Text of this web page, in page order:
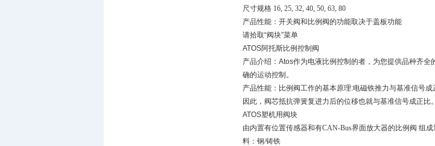
尺寸规格 16, 25, 32, 40, 50, 63, 80
产品性能：开关阀和比例阀的功能取决于盖板功能
请拾取“阀块”菜单
ATOS阿托斯比例控制阀
产品介绍：Atos作为电液比例控制的者，为您提供品种齐
确的运动控制。
产品性能：比例阀工作的基本原理:电磁铁推力与基准信号成
因此，阀芯抵抗弹簧复进力后的位移也就与基准信号成正比。
ATOS塑机用阀块
由内置有位置传感器和有CAN-Bus界面放大器的比例阀 组成
料：钢/铸铁